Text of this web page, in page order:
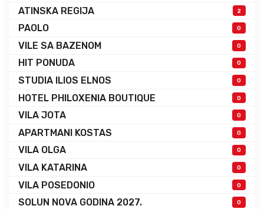
ATINSKA REGIJA 2
PAOLO 0
VILE SA BAZENOM 0
HIT PONUDA 0
STUDIA ILIOS ELNOS 0
HOTEL PHILOXENIA BOUTIQUE 0
VILA JOTA 0
APARTMANI KOSTAS 0
VILA OLGA 0
VILA KATARINA 0
VILA POSEDONIO 0
SOLUN NOVA GODINA 2027. 0